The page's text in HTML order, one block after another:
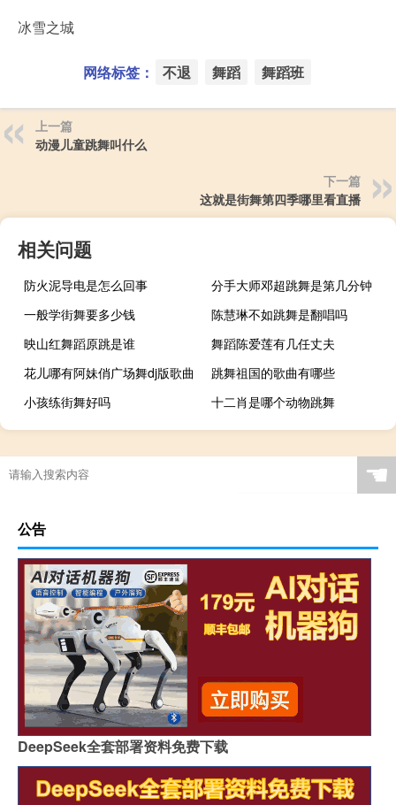
冰雪之城
网络标签： 不退 舞蹈 舞蹈班
上一篇
动漫儿童跳舞叫什么
下一篇
这就是街舞第四季哪里看直播
相关问题
防火泥导电是怎么回事
分手大师邓超跳舞是第几分钟
一般学街舞要多少钱
陈慧琳不如跳舞是翻唱吗
映山红舞蹈原跳是谁
舞蹈陈爱莲有几任丈夫
花儿哪有阿妹俏广场舞dj版歌曲
跳舞祖国的歌曲有哪些
小孩练街舞好吗
十二肖是哪个动物跳舞
☚
公告
DeepSeek全套部署资料免费下载